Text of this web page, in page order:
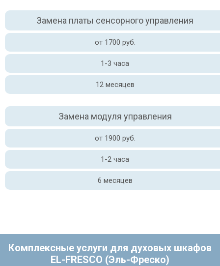
Замена платы сенсорного управления
от 1700 руб.
1-3 часа
12 месяцев
Замена модуля управления
от 1900 руб.
1-2 часа
6 месяцев
Комплексные услуги для духовых шкафов
EL-FRESCO (Эль-Фреско)